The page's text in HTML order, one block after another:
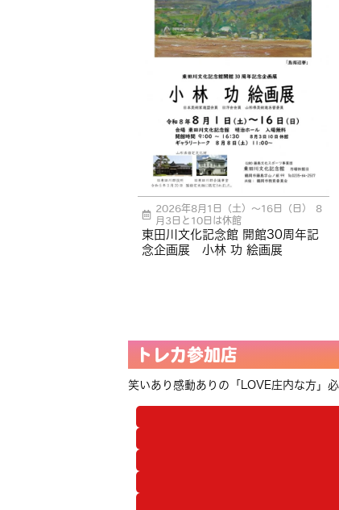
2026年8月1日（土）～16日（日） 8
月3日と10日は休館
東田川文化記念館 開館30周年記
念企画展 小林 功 絵画展
トレカ参加店
笑いあり感動ありの「LOVE庄内な方」